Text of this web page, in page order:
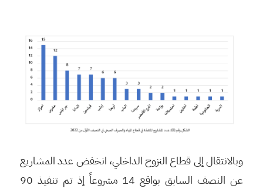
وبالانتقال إلى قطاع النزوح الداخلي، انخفض عدد المشاريع
عن النصف السابق بواقع 14 مشروعاً إذ تم تنفيذ 90